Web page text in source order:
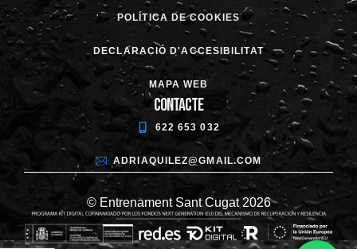
POLÍTICA DE COOKIES
DECLARACIÓ D'ACCESIBILITAT
MAPA WEB
Contacte
622 653 032
ADRIAQUILEZ@GMAIL.COM
© Entrenament Sant Cugat 2026